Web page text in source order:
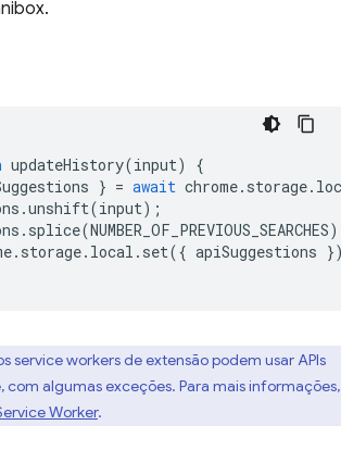
updateHistory(input)
{
} = await chrome. storage.
.unshift(input);
. splice(NUMBER_OF_PREVIOUS_SEARCHES
. storage. local . set({ apiSuggestions
service workers de extensão podem usar APIs
com algumas exceções. Para mais informações,
Worker.